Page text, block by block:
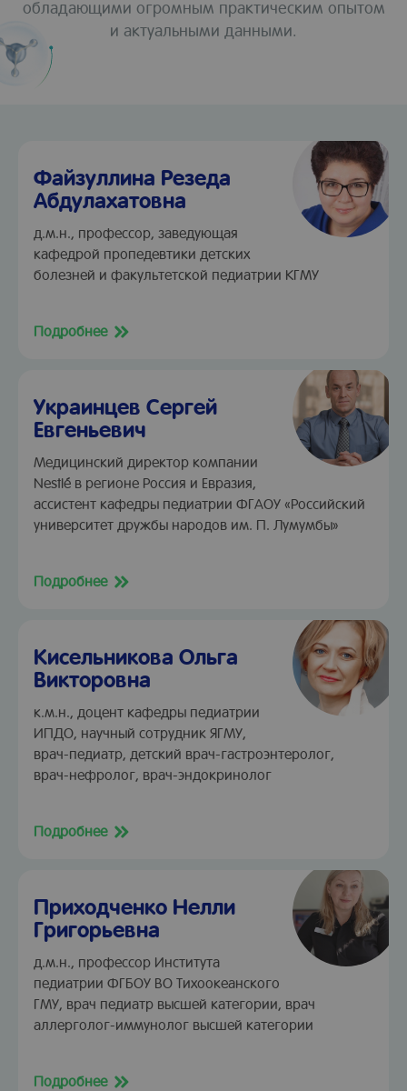
обладающими огромным практическим опытом
и актуальными данными.
Файзуллина Резеда
Абдулахатовна
д.м.н., профессор, заведующая
кафедрой пропедевтики детских
болезней и факультетской педиатрии КГМУ
Подробнее
Украинцев Сергей
Евгеньевич
Медицинский директор компании
Nestlé в регионе Россия и Евразия,
ассистент кафедры педиатрии ФГАОУ «Российский
университет дружбы народов им. П. Лумумбы»
Подробнее
Кисельникова Ольга
Викторовна
к.м.н., доцент кафедры педиатрии
ИПДО, научный сотрудник ЯГМУ,
врач-педиатр, детский врач-гастроэнтеролог,
врач-нефролог, врач-эндокринолог
Подробнее
Приходченко Нелли
Григорьевна
д.м.н., профессор Института
педиатрии ФГБОУ ВО Тихоокеанского
ГМУ, врач педиатр высшей категории, врач
аллерголог-иммунолог высшей категории
Подробнее